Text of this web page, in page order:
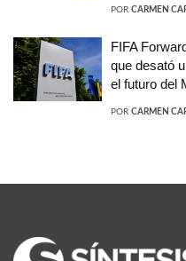
POR CARMEN
FIFA
que desató
el futuro del
POR CARMEN